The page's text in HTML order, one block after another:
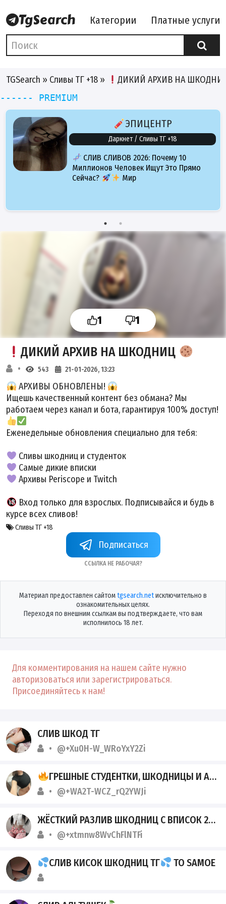
Категории Платные услуги
TGSearch » Сливы ТГ +18 » ДИКИЙ АРХИВ НА
------ PREMIUM
ЭПИЦЕНТР
Даркнет / Сливы ТГ +18
СЛИВ СЛИВОВ 2026: Почему 10
Миллионов Человек Ищут Это Прямо
Сейчас?
Мир
1 1
ДИКИЙ АРХИВ НА ШКОДНИЦ
543 21-01-2026, 13:23
АРХИВЫ ОБНОВЛЕНЫ!
Ищешь качественный контент без обмана? Мы
работаем через канал и бота, гарантируя 100% доступ!
Еженедельные обновления специально для тебя:
Сливы шкодници студенток
Самые дикие вписки
Архивы Periscope и Twitch
Вход только для взрослых. Подписывайся и будь в
курсе всех сливов!
Сливы ТГ +18
Подписаться
Ссылка не рабочая?
Материал предоставлен сайтомtgsearch.netисключительно в
ознакомительных целях.
Переходя по внешним ссылкам вы подтверждаете, что вам
исполнилось 18 лет.
Для комментирования на нашем сайте нужно
авторизоваться или зарегистрироваться.
Присоединяйтесь к нам!
СЛИВ ШКОД ТГ
@+Xu0H-W_WRoYxY2Zi
ГРЕШНЫЕ СТУДЕНТКИ, ШКОДНИЦЫ И АЛЬТУШКИ - ТОП КОНТЕНТ
@+WA2T-WCZ_rQ2YWJi
ЖЁСТКИЙ РАЗЛИВ ШКОДНИЦ С ВПИСОК 2026
@+xtmnw8WvChFlNTFi
СЛИВ КИСОК ШКОДНИЦ ТГ TO SAMOE